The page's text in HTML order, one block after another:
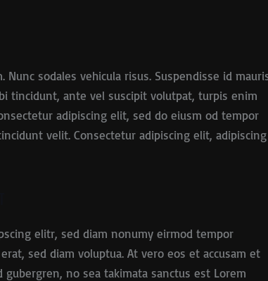
sodales vehicula risus. Suspendisse id
tincidunt, ante vel suscipit volutpat, turpis enim
adipiscing elit, sed do eiusm od tempor
velit. Consectetur adipiscing elit, adipiscing
elitr, sed diam nonumy eirmod tempor
sed diam voluptua. At vero eos et accusam et
no sea takimata sanctus est Lorem